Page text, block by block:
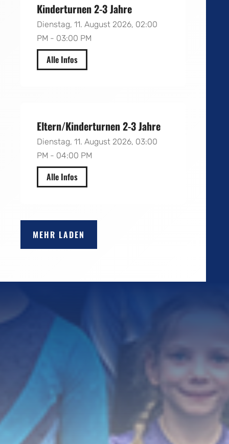
Kinderturnen 2-3 Jahre
Dienstag, 11. August 2026, 02:00
PM - 03:00 PM
Alle Infos
Eltern/Kinderturnen 2-3 Jahre
Dienstag, 11. August 2026, 03:00
PM - 04:00 PM
Alle Infos
MEHR LADEN